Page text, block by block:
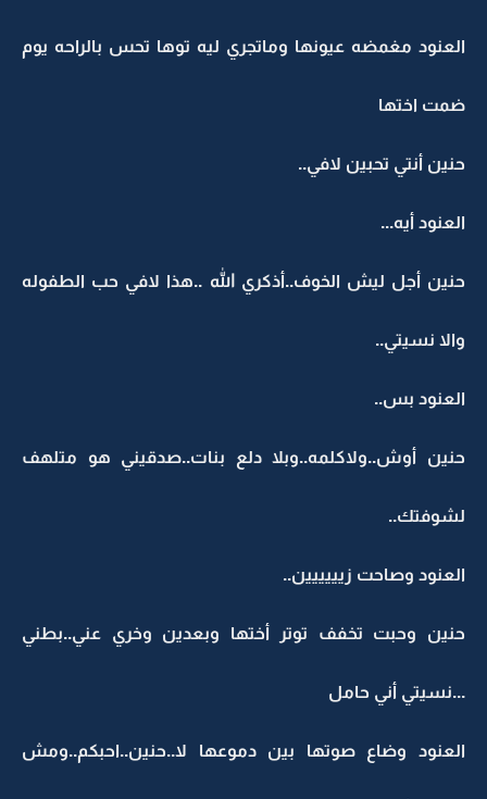
العنود مغمضه عيونها وماتجري ليه توها تحس بالراحه يوم
ضمت اختها
حنين أنتي تحبين لافي..
العنود أيه...
حنين أجل ليش الخوف..أذكري الله ..هذا لافي حب الطفوله
والا نسيتي..
العنود بس..
حنين أوش..ولاكلمه..وبلا دلع بنات..صدقيني هو متلهف
لشوفتك..
العنود وصاحت زيييييين..
حنين وحبت تخفف توتر أختها وبعدين وخري عني..بطني
...نسيتي أني حامل
العنود وضاع صوتها بين دموعها لا..حنين..احبكم..ومش